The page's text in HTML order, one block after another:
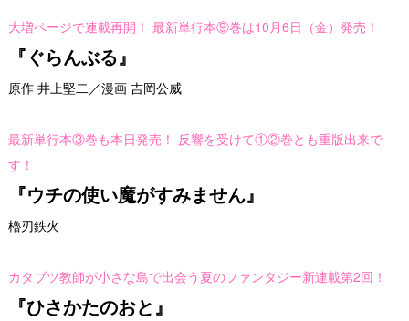
大増ページで連載再開！ 最新単行本⑨巻は10月6日（金）発売！
『ぐらんぶる』
原作 井上堅二／漫画 吉岡公威
最新単行本③巻も本日発売！ 反響を受けて①②巻とも重版出来で
す！
『ウチの使い魔がすみません』
櫓刃鉄火
カタブツ教師が小さな島で出会う夏のファンタジー新連載第2回！
『ひさかたのおと』